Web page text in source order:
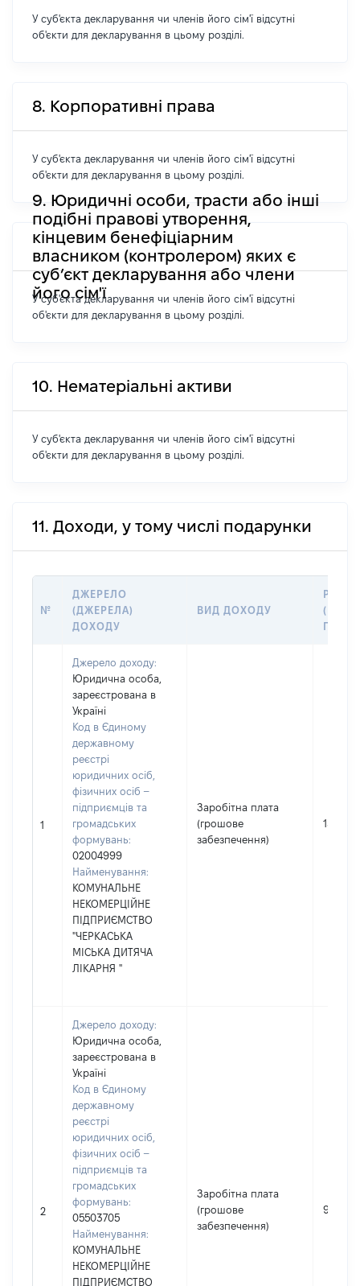
У суб'єкта декларування чи членів його сім'ї відсутні
об'єкти для декларування в цьому розділі.
8. Корпоративні права
У суб'єкта декларування чи членів його сім'ї відсутні
об'єкти для декларування в цьому розділі.
9. Юридичні особи, трасти або інші
подібні правові утворення,
кінцевим бенефіціарним
власником (контролером) яких є
суб’єкт декларування або члени
його сім'ї
У суб'єкта декларування чи членів його сім'ї відсутні
об'єкти для декларування в цьому розділі.
10. Нематеріальні активи
У суб'єкта декларування чи членів його сім'ї відсутні
об'єкти для декларування в цьому розділі.
11. Доходи, у тому числі подарунки
№
ДЖЕРЕЛО
(ДЖЕРЕЛА)
ДОХОДУ
ВИД ДОХОДУ
ГРН
1
Джерело доходу:
Юридична особа,
зареєстрована в
Україні
Код в Єдиному
державному
реєстрі
юридичних осіб,
фізичних осіб –
підприємців та
громадських
формувань:
02004999
Найменування:
КОМУНАЛЬНЕ
НЕКОМЕРЦІЙНЕ
ПІДПРИЄМСТВО
"ЧЕРКАСЬКА
МІСЬКА ДИТЯЧА
ЛІКАРНЯ "
Заробітна плата
(грошове
забезпечення)
152610
2
Джерело доходу:
Юридична особа,
зареєстрована в
Україні
Код в Єдиному
державному
реєстрі
юридичних осіб,
фізичних осіб –
підприємців та
громадських
формувань:
05503705
Найменування:
КОМУНАЛЬНЕ
НЕКОМЕРЦІЙНЕ
ПІДПРИЄМСТВО
Заробітна плата
(грошове
забезпечення)
98027